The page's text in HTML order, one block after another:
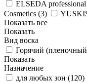
ELSEDA
Cosmetics (3)
Показать все
Показать
Вид воска
Горячий
Показать
Назначение
для любых зон (120)